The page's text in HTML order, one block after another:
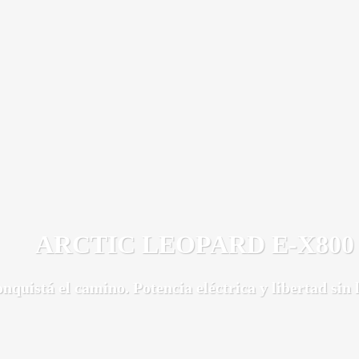
ARCTIC LEOPARD E-X800
el camino. Potencia eléctrica y libertad sin